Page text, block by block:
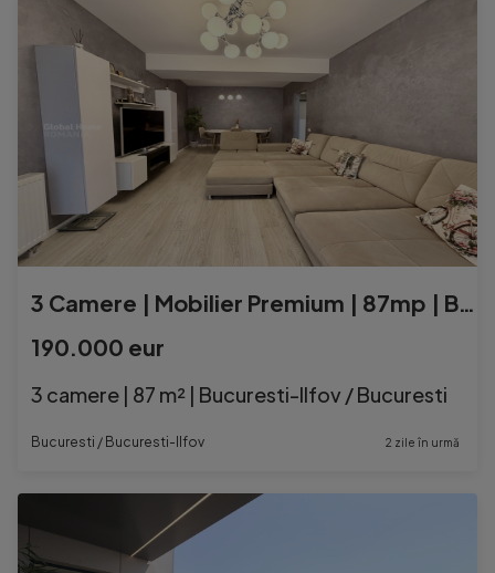
3 Camere | Mobilier Premium | 87mp | Bolat Residence - Piper
190.000 eur
3 camere | 87 m² | Bucuresti-Ilfov / Bucuresti
Bucuresti / Bucuresti-Ilfov 2 zile în urmă